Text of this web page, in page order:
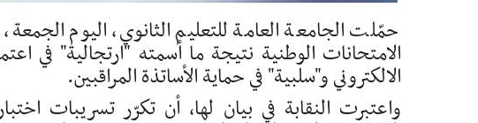
حمّلت الجامعة العامة للتعليم الثانوي، اليوم
الامتحانات الوطنية نتيجة ما أسمته "ارتجالية" في
الالكتروني و"سلبية" في حماية الأساتذة المراقبين.
واعتبرت النقابة في بيان لها، أن تكرّر تسريبات